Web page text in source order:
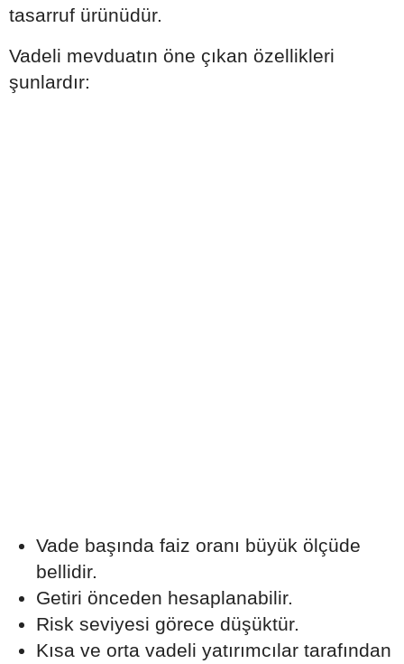
tasarruf ürünüdür.
Vadeli mevduatın öne çıkan özellikleri
şunlardır:
Vade başında faiz oranı büyük ölçüde
bellidir.
Getiri önceden hesaplanabilir.
Risk seviyesi görece düşüktür.
Kısa ve orta vadeli yatırımcılar tarafından